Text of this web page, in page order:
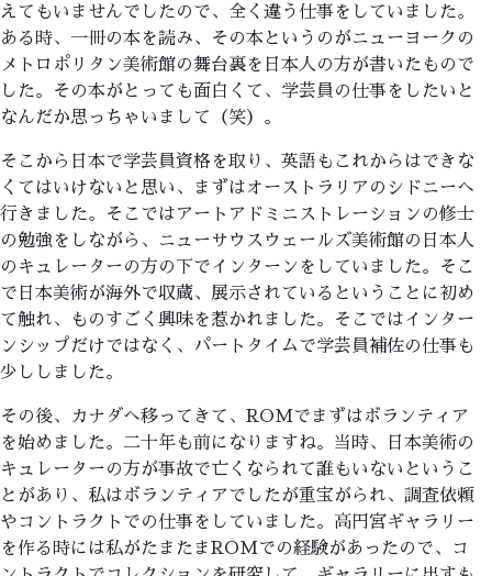
えてもいませんでしたので、全く違う仕事をしていました。
ある時、一冊の本を読み、その本というのがニューヨークの
メトロポリタン美術館の舞台裏を日本人の方が書いたもので
した。その本がとっても面白くて、学芸員の仕事をしたいと
なんだか思っちゃいまして（笑）。
そこから日本で学芸員資格を取り、英語もこれからはできな
くてはいけないと思い、まずはオーストラリアのシドニーへ
行きました。そこではアートアドミニストレーションの修士
の勉強をしながら、ニューサウスウェールズ美術館の日本人
のキュレーターの方の下でインターンをしていました。そこ
で日本美術が海外で収蔵、展示されているということに初め
て触れ、ものすごく興味を惹かれました。そこではインター
ンシップだけではなく、パートタイムで学芸員補佐の仕事も
少ししました。
その後、カナダへ移ってきて、ROMでまずはボランティア
を始めました。二十年も前になりますね。当時、日本美術の
キュレーターの方が事故で亡くなられて誰もいないというこ
とがあり、私はボランティアでしたが重宝がられ、調査依頼
やコントラクトでの仕事をしていました。高円宮ギャラリー
を作る時には私がたまたまROMでの経験があったので、コ